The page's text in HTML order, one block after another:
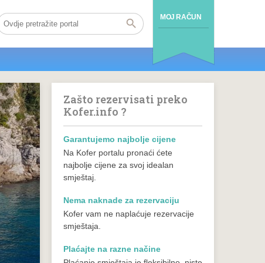
MOJ RAČUN
Zašto rezervisati preko
Kofer.info ?
Garantujemo najbolje cijene
Na Kofer portalu pronaći ćete
najbolje cijene za svoj idealan
smještaj.
Nema naknade za rezervaciju
Kofer vam ne naplaćuje rezervacije
smještaja.
Plaćajte na razne načine